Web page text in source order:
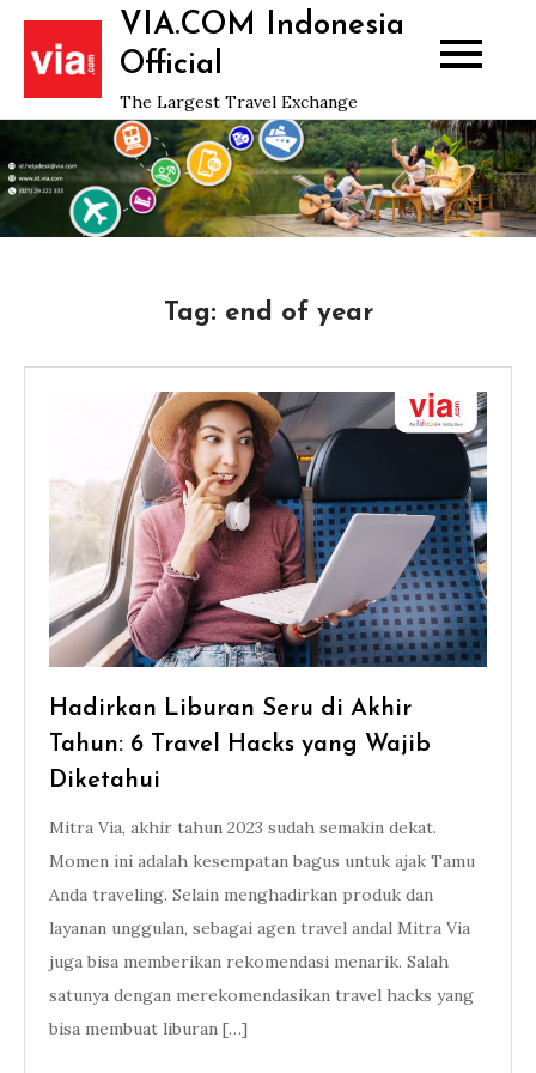
Skip
content
VIA.COM Indonesia
Official
The Largest Travel Exchange
Tag: end of year
Hadirkan Liburan Seru di Akhir
Tahun: 6 Travel Hacks yang Wajib
Diketahui
Mitra Via, akhir tahun 2023 sudah semakin dekat.
Momen ini adalah kesempatan bagus untuk ajak Tamu
Anda traveling. Selain menghadirkan produk dan
layanan unggulan, sebagai agen travel andal Mitra Via
juga bisa memberikan rekomendasi menarik. Salah
satunya dengan merekomendasikan travel hacks yang
bisa membuat liburan […]